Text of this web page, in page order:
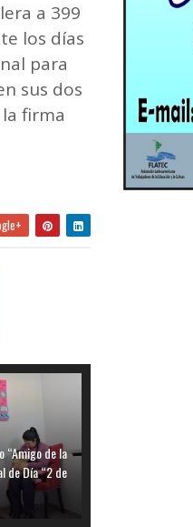
a 399
los días
para
sus dos
firma
“Amigo de la
de Día “2 de